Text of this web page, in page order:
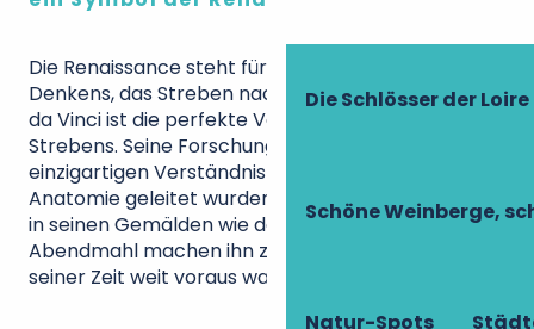
Die Schlösser der Loire
Schöne Weinberge,
Natur-Spots
Die Renaissance steht für die Emanzipation des
Denkens, das Streben nach Wissen, und Leonardo
da Vinci ist die perfekte Verkörperung dieses
Strebens. Seine Forschungen, die von einem
einzigartigen Verständnis der menschlichen
Anatomie geleitet wurden, und sein Sinn für Details
in seinen Gemälden wie der Mona Lisa oder dem
Abendmahl machen ihn zu einem Künstler, der
seiner Zeit weit voraus war.